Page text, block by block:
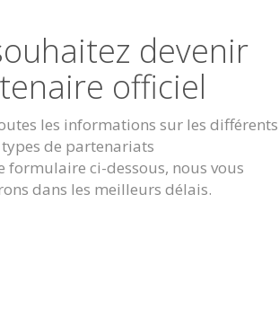
devenir
officiel
les informations sur les différents
types de partenariats
formulaire ci-dessous, nous vous
dans les meilleurs délais.